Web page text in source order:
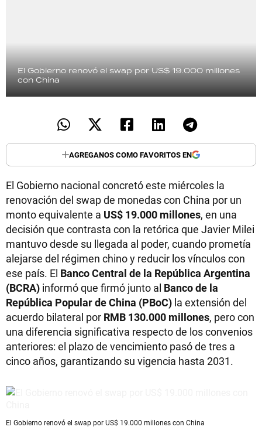
El Gobierno renovó el swap por US$ 19.000 millones
con China
AGREGANOS COMO FAVORITOS EN
El Gobierno nacional concretó este miércoles la
renovación del swap de monedas con China por un
monto equivalente a US$ 19.000 millones, en una
decisión que contrasta con la retórica que Javier Milei
mantuvo desde su llegada al poder, cuando prometía
alejarse del régimen chino y reducir los vínculos con
ese país. El Banco Central de la República Argentina
(BCRA) informó que firmó junto al Banco de la
República Popular de China (PBoC) la extensión del
acuerdo bilateral por RMB 130.000 millones, pero con
una diferencia significativa respecto de los convenios
anteriores: el plazo de vencimiento pasó de tres a
cinco años, garantizando su vigencia hasta 2031.
El Gobierno renovó el swap por US$ 19.000 millones con China